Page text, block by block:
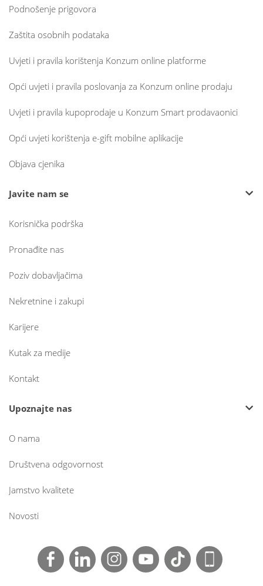
Podnošenje prigovora
Zaštita osobnih podataka
Uvjeti i pravila korištenja Konzum online platforme
Opći uvjeti i pravila poslovanja za Konzum online prodaju
Uvjeti i pravila kupoprodaje u Konzum Smart prodavaonici
Opći uvjeti korištenja e-gift mobilne aplikacije
Objava cjenika
Javite nam se
Korisnička podrška
Pronađite nas
Poziv dobavljačima
Nekretnine i zakupi
Karijere
Kutak za medije
Kontakt
Upoznajte nas
O nama
Društvena odgovornost
Jamstvo kvalitete
Novosti